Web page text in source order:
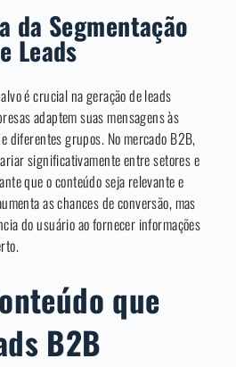
da Segmentação
Leads
é crucial na geração de leads
adaptem suas mensagens às
diferentes grupos. No mercado B2B,
significativamente entre setores e
que o conteúdo seja relevante e
as chances de conversão, mas
do usuário ao fornecer informações
que
B2B